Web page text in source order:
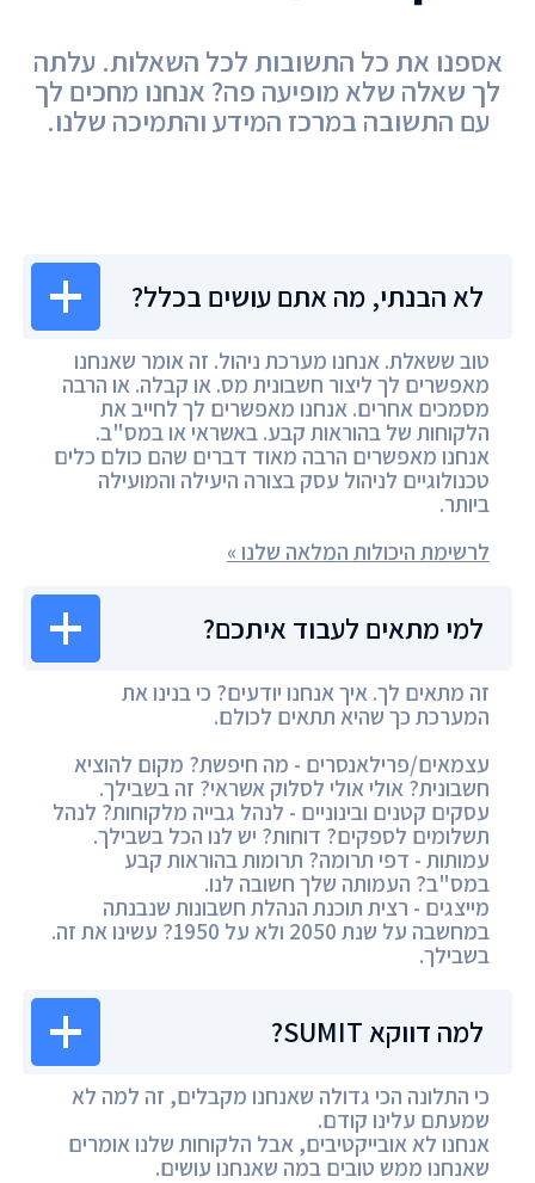
לא הבנתי, מה אתם עושים בכלל?
טוב ששאלת. אנחנו מערכת ניהול. זה אומר שאנחנו
מאפשרים לך ליצור חשבונית מס. או קבלה. או הרבה
מסמכים אחרים. אנחנו מאפשרים לך לחייב את
הלקוחות של בהוראות קבע. באשראי או במס"ב.
אנחנו מאפשרים הרבה מאוד דברים שהם כולם כלים
טכנולוגיים לניהול עסק בצורה היעילה והמועילה
ביותר.
לרשימת היכולות המלאה שלנו »
למי מתאים לעבוד איתכם?
זה מתאים לך. איך אנחנו יודעים? כי בנינו את
המערכת כך שהיא תתאים לכולם.
עצמאים/פרילאנסרים - מה חיפשת? מקום להוציא
חשבונית? אולי אולי לסלוק אשראי? זה בשבילך.
עסקים קטנים ובינוניים - לנהל גבייה מלקוחות? לנהל
תשלומים לספקים? דוחות? יש לנו הכל בשבילך.
עמותות - דפי תרומה? תרומות בהוראות קבע
במס"ב? העמותה שלך חשובה לנו.
מייצגים - רצית תוכנת הנהלת חשבונות שנבנתה
במחשבה על שנת 2050 ולא על 1950? עשינו את זה.
בשבילך.
למה דווקא SUMIT?
כי התלונה הכי גדולה שאנחנו מקבלים, זה למה לא
שמעתם עלינו קודם.
אנחנו לא אובייקטיבים, אבל הלקוחות שלנו אומרים
שאנחנו ממש טובים במה שאנחנו עושים.
אספנו את כל התשובות לכל השאלות. עלתה
לך שאלה שלא מופיעה פה? אנחנו מחכים לך
עם התשובה במרכז המידע והתמיכה שלנו.